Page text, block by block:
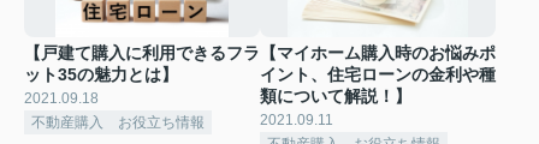
【戸建て購入に利用できるフラ
ット35の魅力とは】
2021.09.18
不動産購入 お役立ち情報
【マイホーム購入時のお悩みポ
イント、住宅ローンの金利や種
類について解説！】
2021.09.11